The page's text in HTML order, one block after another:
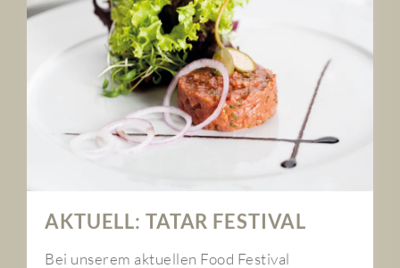
AKTUELL: TATAR FESTIVAL
Bei unserem aktuellen Food Festival